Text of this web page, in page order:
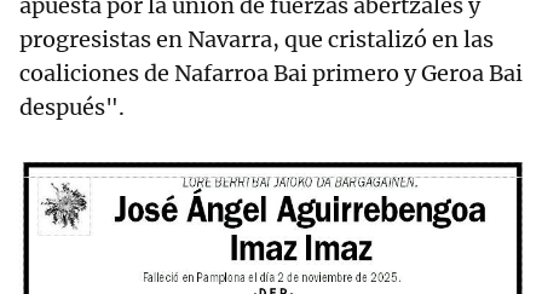
apuesta por la unión de fuerzas abertzales y
progresistas en Navarra, que cristalizó en las
coaliciones de Nafarroa Bai primero y Geroa Bai
después".